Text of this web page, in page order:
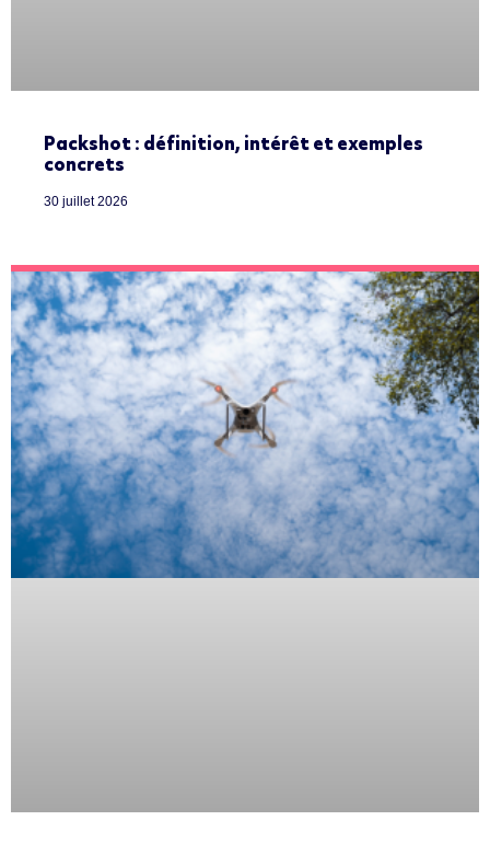
Packshot : définition, intérêt et exemples
concrets
30 juillet 2026